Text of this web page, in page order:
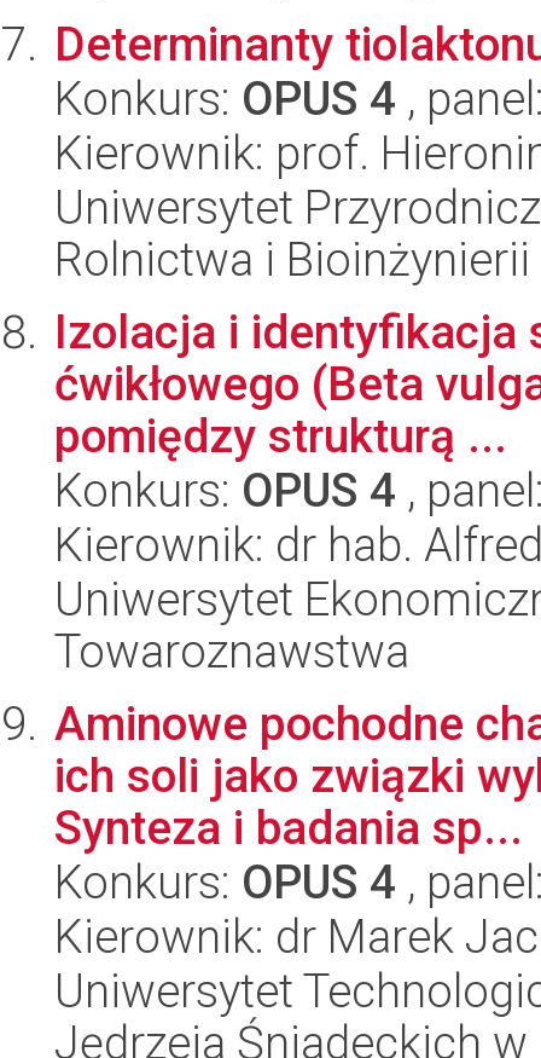
Determinanty
Konkurs: OPUS 4 ,
Kierownik: prof.
Uniwersytet
Rolnictwa i Bioinżynierii
Izolacja i identyfikacja
ćwikłowego (Beta
pomiędzy strukturą ...
Konkurs: OPUS 4 ,
Kierownik: dr hab.
Uniwersytet
Towaroznawstwa
Aminowe pochodne
ich soli jako związki
Synteza i badania sp...
Konkurs: OPUS 4 ,
Kierownik: dr Marek
Uniwersytet
Jędrzeja Śniadeckich w